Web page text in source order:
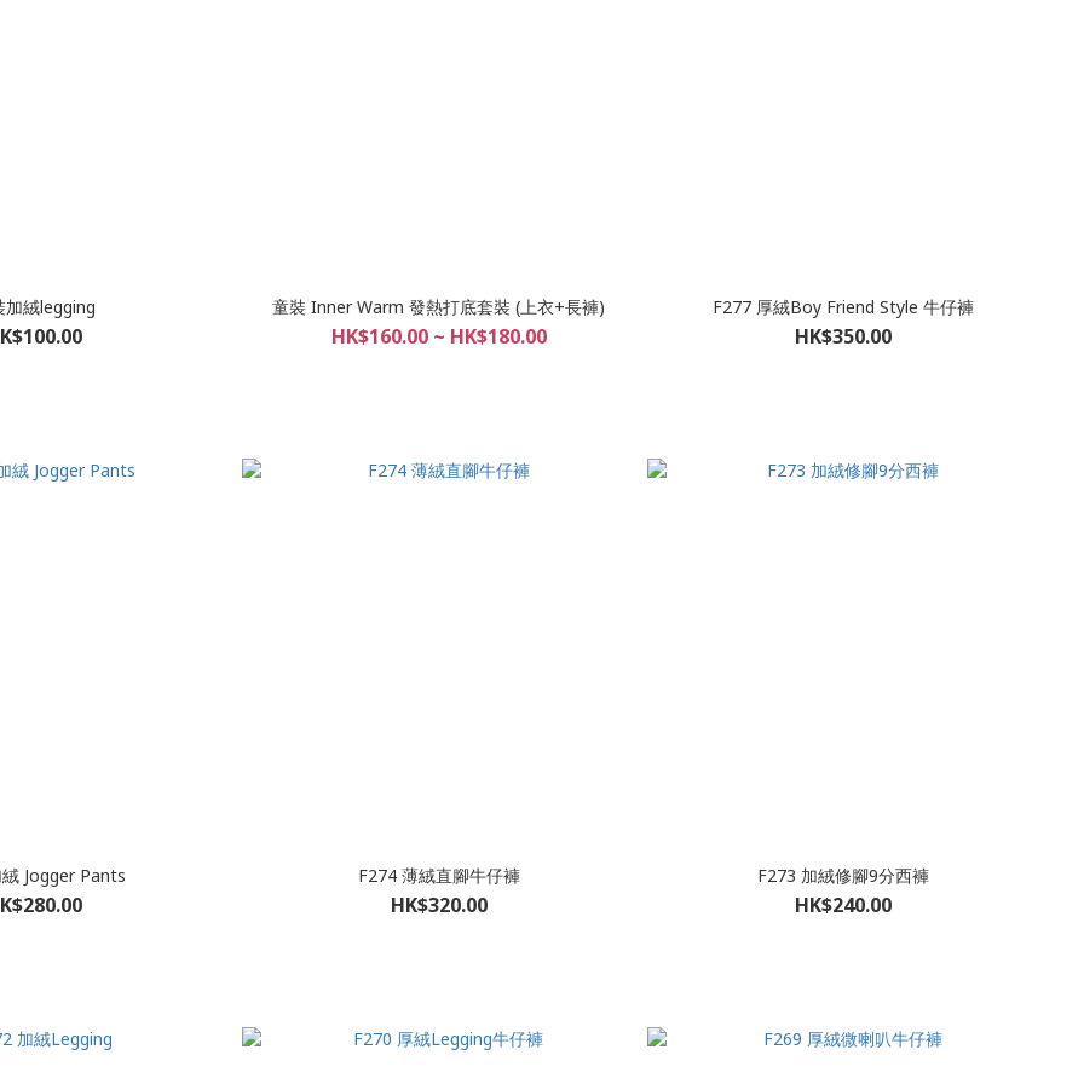
加絨legging 童裝 Inner Warm 發熱打底套裝 (上衣+長褲)
HK$160.00 ~ HK$180.00
F277 厚絨Boy Friend Style 牛仔褲
HK$350.00
Jogger Pants F274 薄絨直腳牛仔褲
HK$320.00
F273 加絨修腳9分西褲
HK$240.00